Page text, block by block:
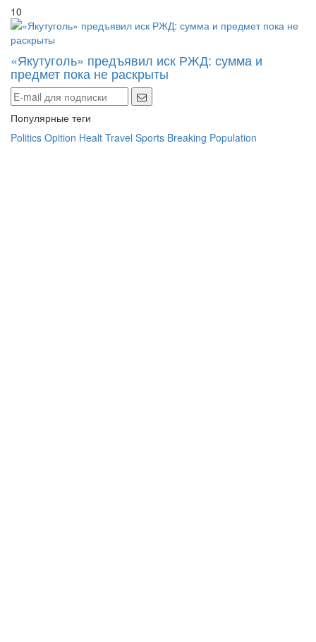
10
«Якутуголь» предъявил иск РЖД: сумма и
предмет пока не раскрыты
Популярные теги
Politics Opition Healt Travel Sports Breaking Population